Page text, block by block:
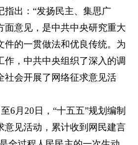
指出：“发扬民主、集思广
面意见，是中共中央研究重大
件的一贯做法和优良传统。为
作，中共中央组织了深入的调
社会开展了网络征求意见活
6月20日，“十五五”规划编制
意见活动，累计收到网民建言